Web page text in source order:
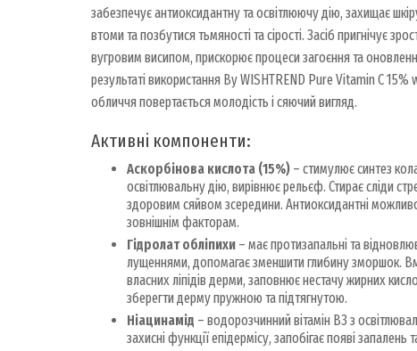
забезпечує антиоксидантну та освітлюючу дію, захищає
втоми та позбутися тьмяності та сірості. Засіб пригнічує
вугровим висипом, прискорює процеси загоєння та
результаті використання By WISHTREND Pure Vitamin C
обличчя повертається молодість і сяючий вигляд.
Активні компоненти:
Аскорбінова кислота (15%) – стимулює синтез
освітлювальну дію, вирівнює рельєф. Стирає сліди
здоровим сяйвом зсередини. Антиоксидантні
зовнішнім факторам.
Гідролат обліпихи – має протизапальні та
лущеннями, допомагає зменшити глибину зморшок.
власних ліпідів дерми, заповнює нестачу жирних
зберегти дерму пружною та підтягнутою.
Ніацинамід – водорозчинний вітамін В3 з
захисні функції епідермісу, запобігає появі